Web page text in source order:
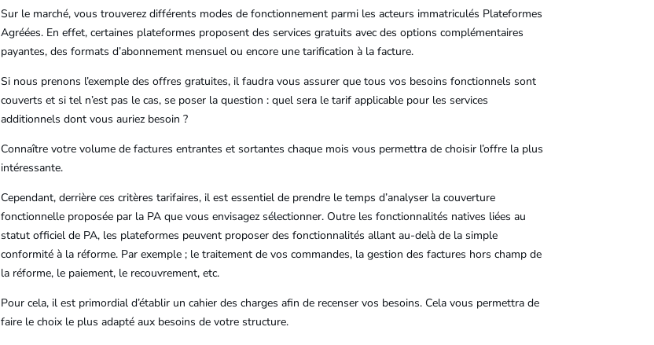
Sur le marché, vous trouverez différents modes de fonctionnement parmi les acteurs immatriculés Plateformes
Agréées. En effet, certaines plateformes proposent des services gratuits avec des options complémentaires
payantes, des formats d’abonnement mensuel ou encore une tarification à la facture.
Si nous prenons l’exemple des offres gratuites, il faudra vous assurer que tous vos besoins fonctionnels sont
couverts et si tel n’est pas le cas, se poser la question : quel sera le tarif applicable pour les services
additionnels dont vous auriez besoin ?
Connaître votre volume de factures entrantes et sortantes chaque mois vous permettra de choisir l’offre la plus
intéressante.
Cependant, derrière ces critères tarifaires, il est essentiel de prendre le temps d’analyser la couverture
fonctionnelle proposée par la PA que vous envisagez sélectionner. Outre les fonctionnalités natives liées au
statut officiel de PA, les plateformes peuvent proposer des fonctionnalités allant au-delà de la simple
conformité à la réforme. Par exemple ; le traitement de vos commandes, la gestion des factures hors champ de
la réforme, le paiement, le recouvrement, etc.
Pour cela, il est primordial d’établir un cahier des charges afin de recenser vos besoins. Cela vous permettra de
faire le choix le plus adapté aux besoins de votre structure.